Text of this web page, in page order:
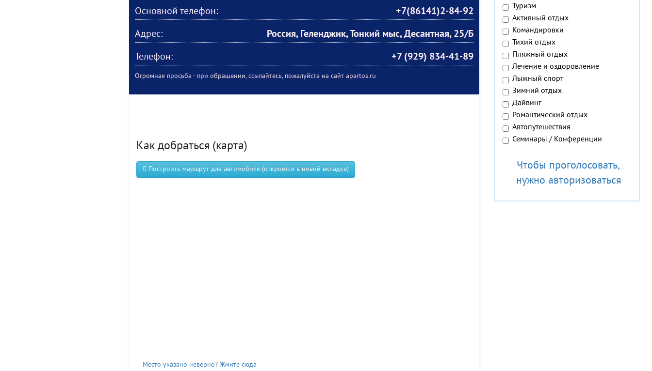
Основной телефон:
+7(86141)2-84-92
Адрес:
Россия, Геленджик, Тонкий мыс, Десантная, 25/Б
Телефон:
+7 (929) 834-41-89
Огромная просьба - при обращении, ссылайтесь, пожалуйста на сайт apartos.ru
Как добраться (карта)
Построить маршрут для автомобиля (откроется в новой вкладке)
Место указано неверно? Жмите сюда
Туризм
Активный отдых
Командировки
Тихий отдых
Пляжный отдых
Лечение и оздоровление
Лыжный спорт
Зимний отдых
Дайвинг
Романтический отдых
Автопутешествия
Семинары / Конференции
Чтобы проголосовать,
нужно авторизоваться